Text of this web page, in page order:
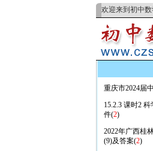
欢迎来到初中
重庆市2024届
15.2.3 课时2
件(2)
2022年广西桂
(9)及答案(2)